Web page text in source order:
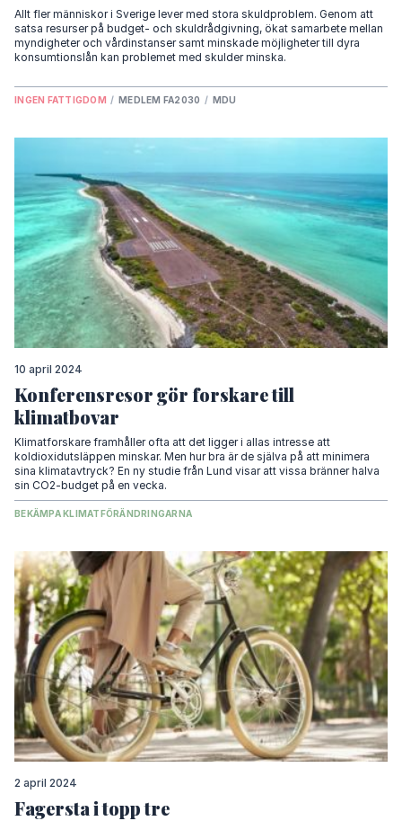
Allt fler människor i Sverige lever med stora skuldproblem. Genom att
satsa resurser på budget- och skuldrådgivning, ökat samarbete mellan
myndigheter och vårdinstanser samt minskade möjligheter till dyra
konsumtionslån kan problemet med skulder minska.
INGEN FATTIGDOM / MEDLEM FA2030 / MDU
10 april 2024
Konferensresor gör forskare till
klimatbovar
Klimatforskare framhåller ofta att det ligger i allas intresse att
koldioxidutsläppen minskar. Men hur bra är de själva på att minimera
sina klimatavtryck? En ny studie från Lund visar att vissa bränner halva
sin CO2-budget på en vecka.
BEKÄMPA KLIMATFÖRÄNDRINGARNA
2 april 2024
Fagersta i topp tre